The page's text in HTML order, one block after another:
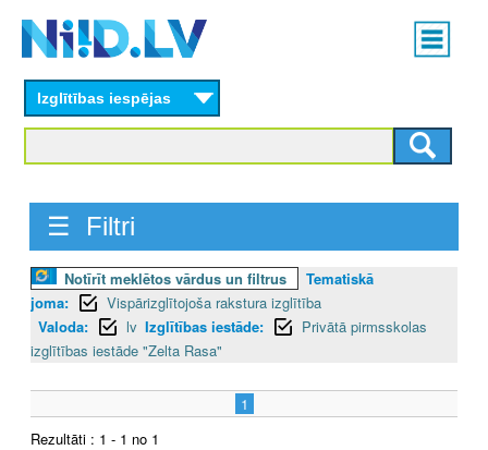
content
Main
menu
Izglītības iespējas
☰ Filtri
Notīrīt meklētos vārdus un filtrus
Tematiskā
joma:
Vispārizglītojoša rakstura izglītība
Valoda:
lv Izglītības iestāde:
Privātā pirmsskolas
izglītības iestāde "Zelta Rasa"
1
Rezultāti : 1 - 1 no 1